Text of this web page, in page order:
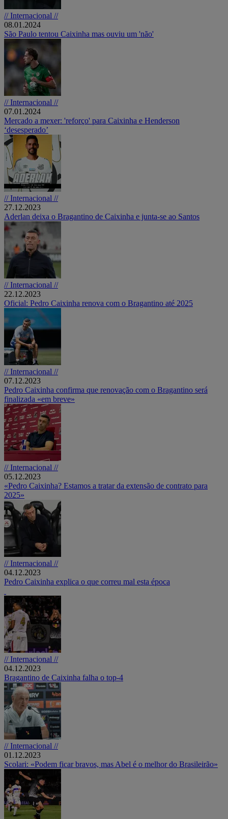
// Internacional //
08.01.2024
São Paulo tentou Caixinha mas ouviu um 'não'
// Internacional //
07.01.2024
Mercado a mexer: 'reforço' para Caixinha e Henderson
‘desesperado’
// Internacional //
27.12.2023
Aderlan deixa o Bragantino de Caixinha e junta-se ao Santos
// Internacional //
22.12.2023
Oficial: Pedro Caixinha renova com o Bragantino até 2025
// Internacional //
07.12.2023
Pedro Caixinha confirma que renovação com o Bragantino será
finalizada «em breve»
// Internacional //
05.12.2023
«Pedro Caixinha? Estamos a tratar da extensão de contrato para
2025»
// Internacional //
04.12.2023
Pedro Caixinha explica o que correu mal esta época
// Internacional //
04.12.2023
Bragantino de Caixinha falha o top-4
// Internacional //
01.12.2023
Scolari: «Podem ficar bravos, mas Abel é o melhor do Brasileirão»